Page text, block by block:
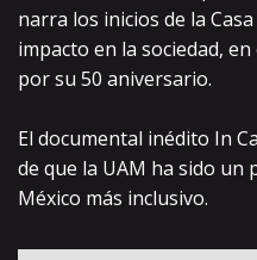
narra los inicios de la
impacto en la sociedad,
por su 50 aniversario.
El documental inédito In
de que la UAM ha sido un
México más inclusivo.